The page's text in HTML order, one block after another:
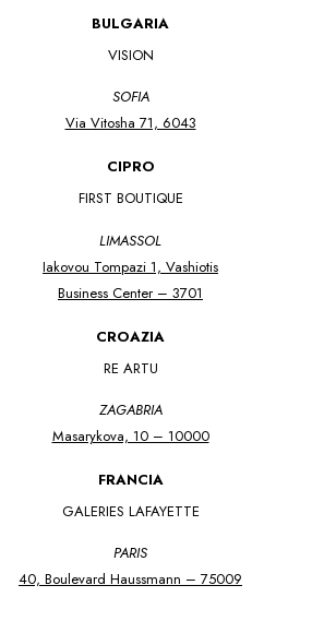
BULGARIA
VISION
SOFIA
Via Vitosha 71, 6043
CIPRO
FIRST BOUTIQUE
LIMASSOL
Iakovou Tompazi 1, Vashiotis
Business Center – 3701
CROAZIA
RE ARTU
ZAGABRIA
Masarykova, 10 – 10000
FRANCIA
GALERIES LAFAYETTE
PARIS
40, Boulevard Haussmann – 75009